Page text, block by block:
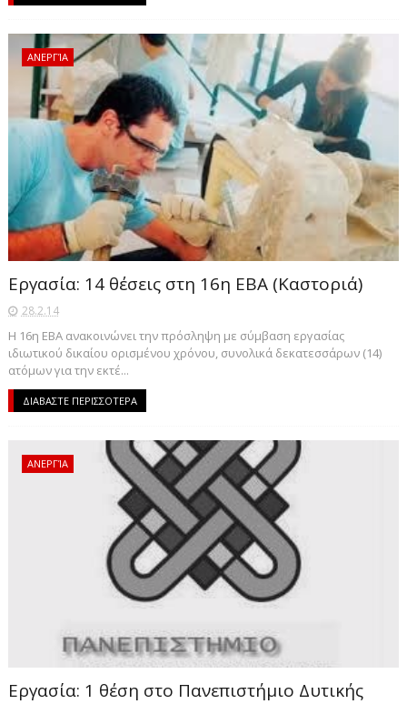
ΑΝΕΡΓΊΑ
Εργασία: 14 θέσεις στη 16η ΕΒΑ (Καστοριά)
28.2.14
Η 16η ΕΒΑ ανακοινώνει την πρόσληψη με σύμβαση εργασίας
ιδιωτικού δικαίου ορισμένου χρόνου, συνολικά δεκατεσσάρων (14)
ατόμων για την εκτέ...
ΔΙΑΒΑΣΤΕ ΠΕΡΙΣΣΟΤΕΡΑ
ΑΝΕΡΓΊΑ
Εργασία: 1 θέση στο Πανεπιστήμιο Δυτικής